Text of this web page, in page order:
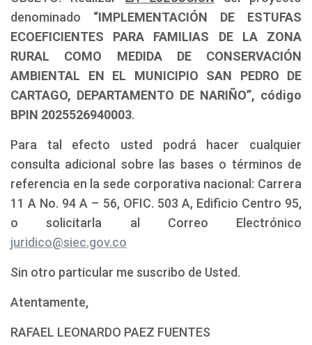
denominado “IMPLEMENTACIÓN DE ESTUFAS
ECOEFICIENTES PARA FAMILIAS DE LA ZONA
RURAL COMO MEDIDA DE CONSERVACIÓN
AMBIENTAL EN EL MUNICIPIO SAN PEDRO DE
CARTAGO, DEPARTAMENTO DE NARIÑO”, código
BPIN 2025526940003.
Para tal efecto usted podrá hacer cualquier
consulta adicional sobre las bases o términos de
referencia en la sede corporativa nacional: Carrera
11 A No. 94 A – 56, OFIC. 503 A, Edificio Centro 95,
o solicitarla al Correo Electrónico
juridico@siec.gov.co
Sin otro particular me suscribo de Usted.
Atentamente,
RAFAEL LEONARDO PAEZ FUENTES